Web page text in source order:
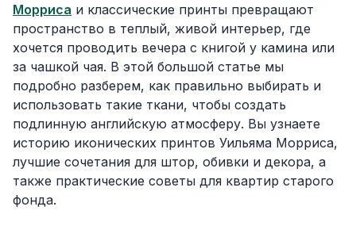
Морриса и классические принты превращают
пространство в теплый, живой интерьер, где
хочется проводить вечера с книгой у камина или
за чашкой чая. В этой большой статье мы
подробно разберем, как правильно выбирать и
использовать такие ткани, чтобы создать
подлинную английскую атмосферу. Вы узнаете
историю иконических принтов Уильяма Морриса,
лучшие сочетания для штор, обивки и декора, а
также практические советы для квартир старого
фонда.